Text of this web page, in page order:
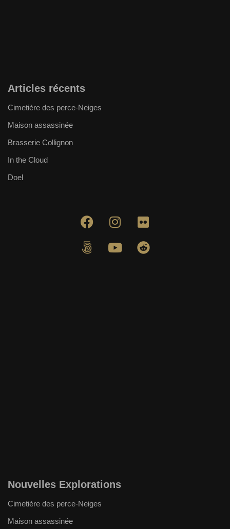
Articles récents
Cimetière des perce-Neiges
Maison assassinée
Brasserie Collignon
In the Cloud
Doel
Nouvelles Explorations
Cimetière des perce-Neiges
Maison assassinée